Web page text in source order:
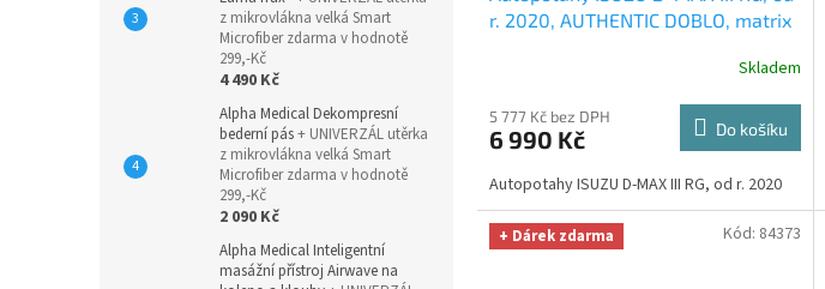
z mikrovlákna velká Smart
Microfiber zdarma v hodnotě
299,-Kč
4 490 Kč
Alpha Medical Dekompresní
bederní pás+ UNIVERZÁL utěrka
z mikrovlákna velká Smart
Microfiber zdarma v hodnotě
299,-Kč
2 090 Kč
Alpha Medical Inteligentní
masážní přístroj Airwave na
A
R
M
A
r. 2020, AUTHENTIC DOBLO, matrix
úklid Smart Microfiber zdarma vSkladem
5 777 Kč bez DPH
6 990 Kč Do košíku
Autopotahy ISUZU D-MAX III RG, od r. 2020
+ Dárek zdarma Kód: 84373